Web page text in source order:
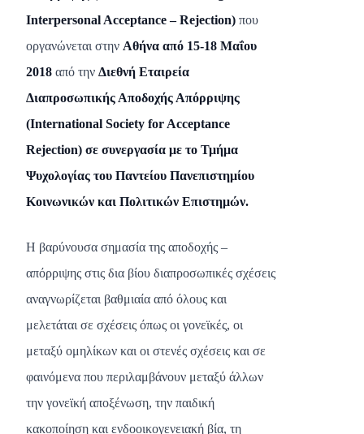
Interpersonal Acceptance–Rejection) που
οργανώνεται στην Αθήνα από 15-18 Μαΐου
2018 από την Διεθνή Εταιρεία
Διαπροσωπικής Αποδοχής Απόρριψης
(International Society for Acceptance
Rejection) σε συνεργασία με το Τμήμα
Ψυχολογίας του Παντείου Πανεπιστημίου
Κοινωνικών και Πολιτικών Επιστημών.
Η βαρύνουσα σημασία της αποδοχής –
απόρριψης στις δια βίου διαπροσωπικές σχέσεις
αναγνωρίζεται βαθμιαία από όλους και
μελετάται σε σχέσεις όπως οι γονεϊκές, οι
μεταξύ ομηλίκων και οι στενές σχέσεις και σε
φαινόμενα που περιλαμβάνουν μεταξύ άλλων
την γονεϊκή αποξένωση, την παιδική
κακοποίηση και ενδοοικογενειακή βία, τη